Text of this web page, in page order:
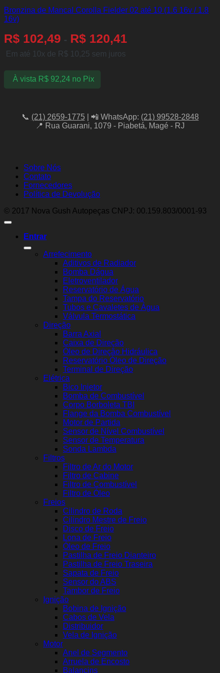
Bronzina de Mancal Corolla Fielder 02 até 10 (1.6 16v / 1.8
16v)
R$ 102,49 - R$ 120,41
Em até 10x de R$ 10,25 sem juros
À vista R$92,24 no Pix
📞 (21) 2659-1775| 📲 WhatsApp: (21) 99528-2848
📍 Rua Guarani, 1079 - Piabetá, Magé - RJ
Sobre Nós
Contato
Fornecedores
Política de Devolução
© 2017 Nova Gush Autopeças CNPJ: 00.159.803/0001-93
Entrar
Arrefecimento
Aditivos de Radiador
Bomba Dágua
Eletroventilador
Reservatório de Água
Tampa do Reservatório
Tubos e Cavaletes de Água
Válvula Termostática
Direção
Barra Axial
Caixa de Direção
Óleo de Direção Hidráulica
Reservatório Óleo de Direção
Terminal de Direção
Elétrica
Bico Injetor
Bomba de Combustível
Corpo Borboleta TBI
Flange da Bomba Combustível
Motor de Partida
Sensor de Nível Combustível
Sensor de Temperatura
Sonda Lambda
Filtros
Filtro de Ar do Motor
Filtro de Cabine
Filtro de Combustível
Filtro de Óleo
Freios
Cilindro de Roda
Cilindro Mestre de Freio
Disco de Freio
Lona de Freio
Óleo de Freio
Pastilha de Freio Dianteiro
Pastilha de Freio Traseira
Sapata de Freio
Sensor do ABS
Tambor de Freio
Ignição
Bobina de Ignição
Cabos de Vela
Distribuidor
Vela de Ignição
Motor
Anel de Segmento
Arruela de Encosto
Balancins